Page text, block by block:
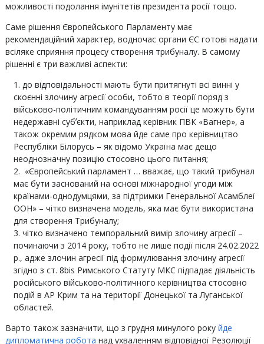
можливості подолання імунітетів президента росії тощо.
Саме рішення Європейського Парламенту має
рекомендаційний характер, водночас органи ЄС готові надати
всіляке сприяння процесу створення трибуналу. В самому
рішенні є три важливі аспекти:
до відповідальності мають бути притягнуті всі винні у
скоєнні злочину агресії особи, тобто в теорії поряд з
військово-політичним командуванням росії це можуть бути
недержавні субʼєкти, наприклад керівник ПВК «Вагнер», а
також окремим рядком мова йде саме про керівництво
Республіки Білорусь – як відомо Україна має дещо
неоднозначну позицію стосовно цього питання;
«Європейський парламент … вважає, що такий трибунал
має бути заснований на основі міжнародної угоди між
країнами-однодумцями, за підтримки Генеральної Асамблеї
ООН» – чітко визначена модель, яка має бути використана
для створення Трибуналу;
чітко визначено темпоральний вимір злочину агресії –
починаючи з 2014 року, тобто не лише події після 24.02.2022
р., адже злочин агресії під формулювання злочину агресії
згідно з ст. 8bis Римського Статуту МКС підпадає діяльність
російського військово-політичного керівництва стосовно
подій в АР Крим та на території Донецької та Луганської
областей.
Варто також зазначити, що з грудня минулого року йде
дипломатична робота над ухваленням відповідної Резолюції